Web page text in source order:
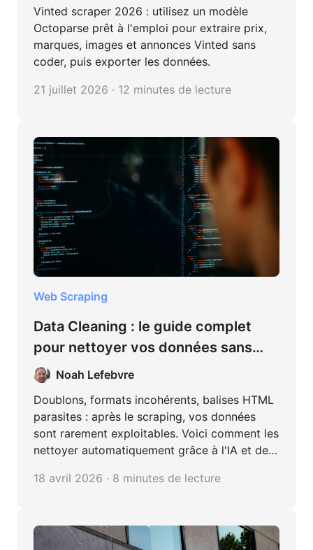
Vinted scraper 2026 : utilisez un modèle
Octoparse prêt à l'emploi pour extraire prix,
marques, images et annonces Vinted sans
coder, puis exporter les données.
21 juillet 2026 · 12 minutes de lecture
Web Scraping
Data Cleaning : le guide complet
pour nettoyer vos données sans
écrire une seule ligne de code
Noah Lefebvre
Doublons, formats incohérents, balises HTML
parasites : après le scraping, vos données
sont rarement exploitables. Voici comment les
nettoyer automatiquement grâce à l'IA et des
sans perdre du temps.
18 avril 2026 · 8 minutes de lecture